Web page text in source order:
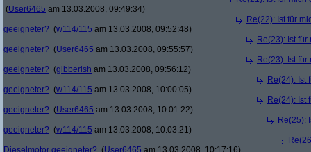
(User6465 am 13.03.2008, 09:49:34)
Re(22): Ist für
geeigneter? (w114/115 am 13.03.2008, 09:52:48)
Re(23): Ist
geeigneter? (User6465 am 13.03.2008, 09:55:57)
Re(23): Ist
geeigneter? (gibberish am 13.03.2008, 09:56:12)
Re(24): Ist
geeigneter? (w114/115 am 13.03.2008, 10:00:05)
Re(24): Ist
geeigneter? (User6465 am 13.03.2008, 10:01:22)
Re(25):
geeigneter? (w114/115 am 13.03.2008, 10:03:21)
Dieselmotor geeigneter? (User6465 am 13.03.2008, 10:17:16)